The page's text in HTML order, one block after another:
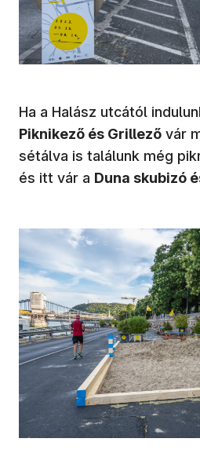
Ha a Halász utcától
Piknikező és Grillező vár
sétálva is találunk még
és itt vár a Duna skubizó